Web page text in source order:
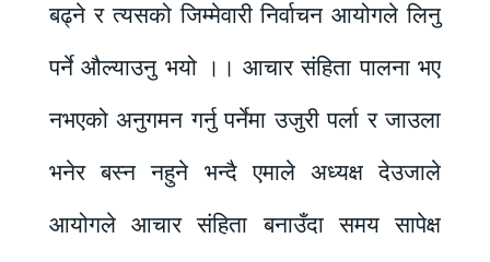
बढ्ने र त्यसको जिम्मेवारी निर्वाचन आयोगले लिनु
पर्ने औल्याउनु भयो ।। आचार संहिता पालना भए
नभएको अनुगमन गर्नु पर्नेमा उजुरी पर्ला र जाउला
भनेर बस्न नहुने भन्दै एमाले अध्यक्ष देउजाले
आयोगले आचार संहिता बनाउँदा समय सापेक्ष